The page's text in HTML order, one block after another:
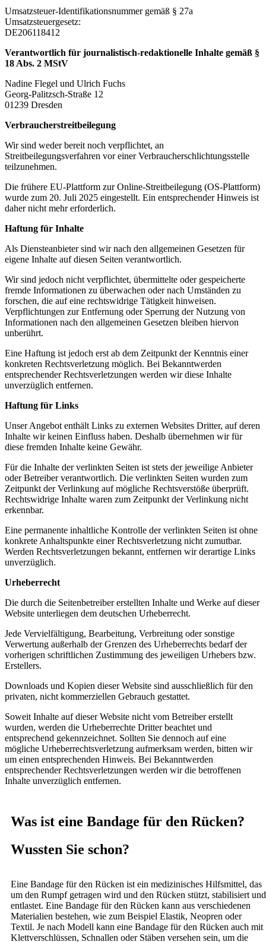
Umsatzsteuer-Identifikationsnummer gemäß § 27a
Umsatzsteuergesetz:
DE206118412
Verantwortlich für journalistisch-redaktionelle Inhalte gemäß §
18 Abs. 2 MStV
Nadine Flegel und Ulrich Fuchs
Georg-Palitzsch-Straße 12
01239 Dresden
Verbraucherstreitbeilegung
Wir sind weder bereit noch verpflichtet, an
Streitbeilegungsverfahren vor einer Verbraucherschlichtungsstelle
teilzunehmen.
Die frühere EU-Plattform zur Online-Streitbeilegung (OS-Plattform)
wurde zum 20. Juli 2025 eingestellt. Ein entsprechender Hinweis ist
daher nicht mehr erforderlich.
Haftung für Inhalte
Als Diensteanbieter sind wir nach den allgemeinen Gesetzen für
eigene Inhalte auf diesen Seiten verantwortlich.
Wir sind jedoch nicht verpflichtet, übermittelte oder gespeicherte
fremde Informationen zu überwachen oder nach Umständen zu
forschen, die auf eine rechtswidrige Tätigkeit hinweisen.
Verpflichtungen zur Entfernung oder Sperrung der Nutzung von
Informationen nach den allgemeinen Gesetzen bleiben hiervon
unberührt.
Eine Haftung ist jedoch erst ab dem Zeitpunkt der Kenntnis einer
konkreten Rechtsverletzung möglich. Bei Bekanntwerden
entsprechender Rechtsverletzungen werden wir diese Inhalte
unverzüglich entfernen.
Haftung für Links
Unser Angebot enthält Links zu externen Websites Dritter, auf deren
Inhalte wir keinen Einfluss haben. Deshalb übernehmen wir für
diese fremden Inhalte keine Gewähr.
Für die Inhalte der verlinkten Seiten ist stets der jeweilige Anbieter
oder Betreiber verantwortlich. Die verlinkten Seiten wurden zum
Zeitpunkt der Verlinkung auf mögliche Rechtsverstöße überprüft.
Rechtswidrige Inhalte waren zum Zeitpunkt der Verlinkung nicht
erkennbar.
Eine permanente inhaltliche Kontrolle der verlinkten Seiten ist ohne
konkrete Anhaltspunkte einer Rechtsverletzung nicht zumutbar.
Werden Rechtsverletzungen bekannt, entfernen wir derartige Links
unverzüglich.
Urheberrecht
Die durch die Seitenbetreiber erstellten Inhalte und Werke auf dieser
Website unterliegen dem deutschen Urheberrecht.
Jede Vervielfältigung, Bearbeitung, Verbreitung oder sonstige
Verwertung außerhalb der Grenzen des Urheberrechts bedarf der
vorherigen schriftlichen Zustimmung des jeweiligen Urhebers bzw.
Erstellers.
Downloads und Kopien dieser Website sind ausschließlich für den
privaten, nicht kommerziellen Gebrauch gestattet.
Soweit Inhalte auf dieser Website nicht vom Betreiber erstellt
wurden, werden die Urheberrechte Dritter beachtet und
entsprechend gekennzeichnet. Sollten Sie dennoch auf eine
mögliche Urheberrechtsverletzung aufmerksam werden, bitten wir
um einen entsprechenden Hinweis. Bei Bekanntwerden
entsprechender Rechtsverletzungen werden wir die betroffenen
Inhalte unverzüglich entfernen.
Was ist eine Bandage für den Rücken?
Wussten Sie schon?
Eine Bandage für den Rücken ist ein medizinisches Hilfsmittel, das
um den Rumpf getragen wird und den Rücken stützt, stabilisiert und
entlastet. Eine Bandage für den Rücken kann aus verschiedenen
Materialien bestehen, wie zum Beispiel Elastik, Neopren oder
Textil. Je nach Modell kann eine Bandage für den Rücken auch mit
Klettverschlüssen, Schnallen oder Stäben versehen sein, um die